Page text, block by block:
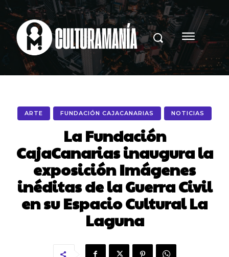
ARTE FUNDACIÓN CAJACANARIAS NOTICIAS
La Fundación
CajaCanarias inaugura la
exposición Imágenes
inéditas de la Guerra Civil
en su Espacio Cultural La
Laguna